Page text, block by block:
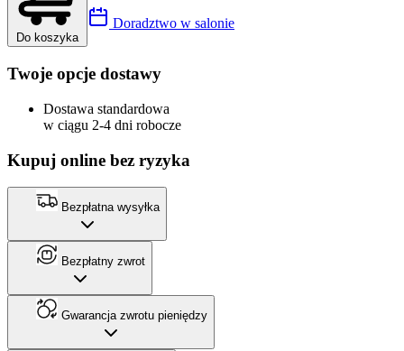
Do koszyka
Doradztwo w salonie
Twoje opcje dostawy
Dostawa standardowa
w ciągu 2-4 dni robocze
Kupuj online bez ryzyka
Bezpłatna wysyłka
Bezpłatny zwrot
Gwarancja zwrotu pieniędzy